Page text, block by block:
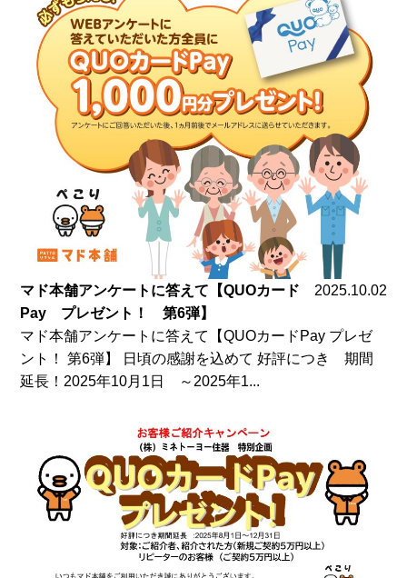
マド本舗アンケートに答えて【QUOカード
Pay プレゼント！ 第6弾】
2025.10.02
マド本舗アンケートに答えて【QUOカードPay プレゼ
ント！ 第6弾】 日頃の感謝を込めて 好評につき 期間
延長！2025年10月1日 ～2025年1...